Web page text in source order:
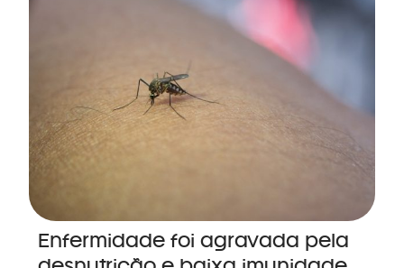
Enfermidade foi agravada pela